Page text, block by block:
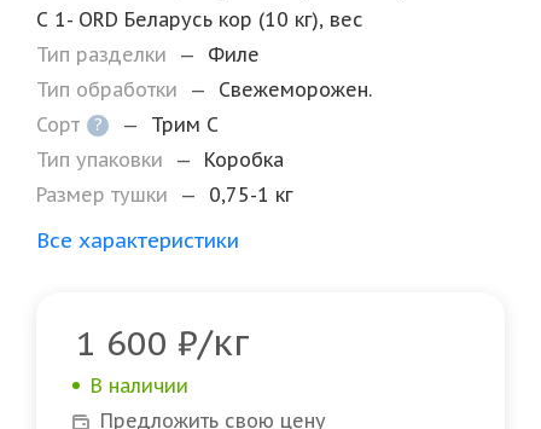
С 1- ORD Беларусь кор (10 кг), вес
Тип разделки
—
Филе
Тип обработки
—
Свежеморожен.
Сорт
? —
Трим C
Тип упаковки
—
Коробка
Размер тушки
— 0,75-1 кг
Все характеристики
1 600 ₽/кг
В наличии
Предложить свою цену